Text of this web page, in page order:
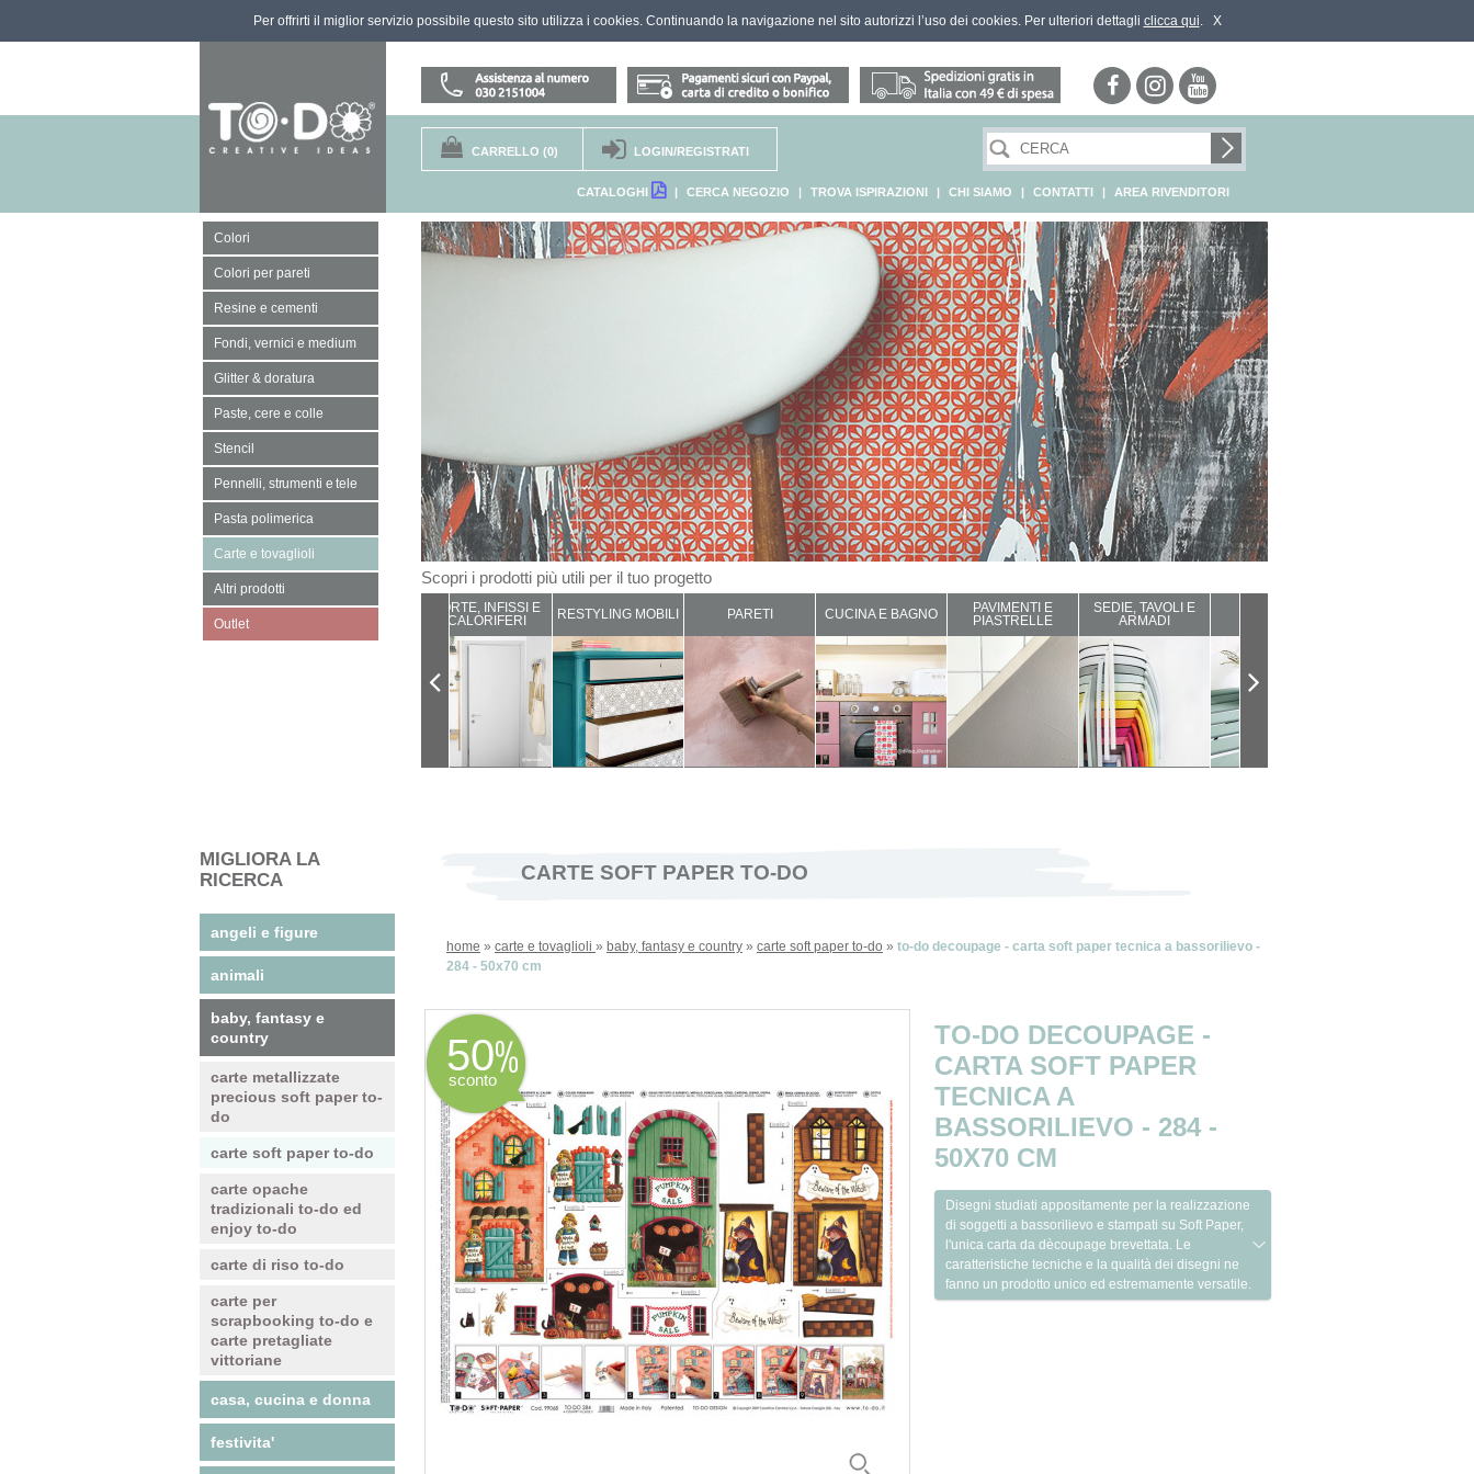
Per offrirti il miglior servizio possibile questo sito utilizza i cookies. Continuando la navigazione nel sito autorizzi l’uso dei cookies. Per ulteriori dettagli clicca qui. X
CARRELLO (0) LOGIN/REGISTRATI
CATALOGHI | CERCA NEGOZIO | TROVA ISPIRAZIONI | CHI SIAMO | CONTATTI | AREA RIVENDITORI
Colori
Colori per pareti
Resine e cementi
Fondi, vernici e medium
Glitter & doratura
Paste, cere e colle
Stencil
Pennelli, strumenti e tele
Pasta polimerica
Carte e tovaglioli
Altri prodotti
Outlet
Scopri i prodotti più utili per il tuo progetto
PORTE, INFISSI E
CALORIFERI
RESTYLING MOBILI PARETI CUCINA E BAGNO
PAVIMENTI E
PIASTRELLE
SEDIE, TAVOLI E
ARMADI
MIGLIORA LA
RICERCA
angeli e figure
animali
baby, fantasy e
country
carte metallizzate
precious soft paper to-
do
carte soft paper to-do
carte opache
tradizionali to-do ed
enjoy to-do
carte di riso to-do
carte per
scrapbooking to-do e
carte pretagliate
vittoriane
casa, cucina e donna
festivita'
CARTE SOFT PAPER TO-DO
home » carte e tovaglioli » baby, fantasy e country » carte soft paper to-do » to-do decoupage - carta soft paper tecnica a bassorilievo -
284 - 50x70 cm
50
sconto
TO-DO DECOUPAGE -
CARTA SOFT PAPER
TECNICA A
BASSORILIEVO - 284 -
50X70 CM
Disegni studiati appositamente per la realizzazione
di soggetti a bassorilievo e stampati su Soft Paper,
l'unica carta da dècoupage brevettata. Le
caratteristiche tecniche e la qualità dei disegni ne
fanno un prodotto unico ed estremamente versatile.